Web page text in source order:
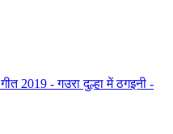
2019 - गउरा दुल्हा में ठगइनी -